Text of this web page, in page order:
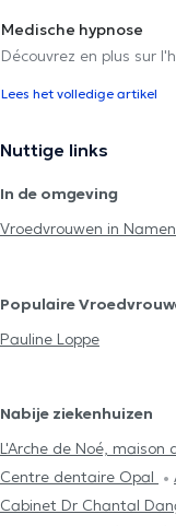
Medische hypnose
Découvrez en plus sur
Lees het volledige artikel
Nuttige links
In de omgeving
Vroedvrouwen in Namen
Populaire
Pauline Loppe
Nabije ziekenhuizen
L'Arche de Noé, maison
Centre dentaire Opal
Cabinet Dr Chantal